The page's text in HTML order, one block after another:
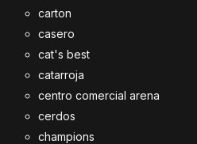
carton
casero
cat's best
catarroja
centro comercial arena
cerdos
champions